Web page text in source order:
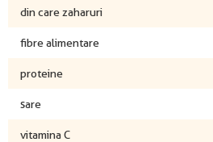
din care zaharuri
fibre alimentare
proteine
sare
vitamina C